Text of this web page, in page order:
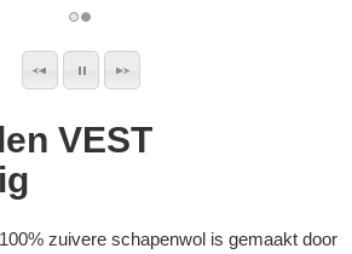
VEST
zuivere schapenwol is gemaakt door